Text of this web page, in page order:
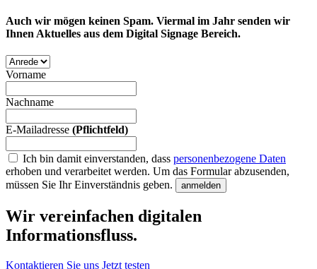
Auch wir mögen keinen Spam. Viermal im Jahr senden wir
Ihnen Aktuelles aus dem Digital Signage Bereich.
Vorname
Nachname
E-Mailadresse (Pflichtfeld)
Ich bin damit einverstanden, dass personenbezogene Daten
erhoben und verarbeitet werden. Um das Formular abzusenden,
müssen Sie Ihr Einverständnis geben.
anmelden
Wir vereinfachen digitalen
Informationsfluss.
Kontaktieren Sie uns Jetzt testen